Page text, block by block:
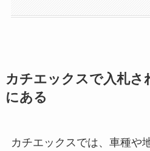
カチエックスで入札さ
にある
カチエックスでは、車種や